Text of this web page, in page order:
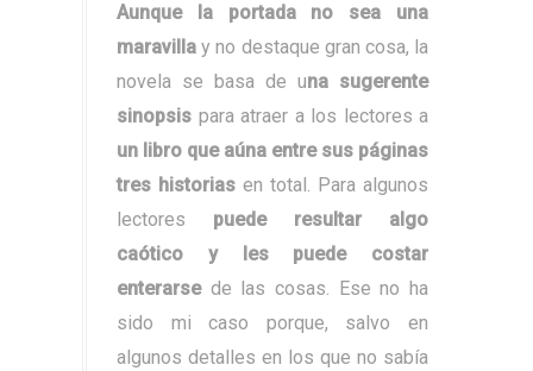
Aunque la portada no sea una
maravilla y no destaque gran cosa, la
novela se basa de una sugerente
sinopsis para atraer a los lectores a
un libro que aúna entre sus páginas
tres historias en total. Para algunos
lectores puede resultar algo
caótico y les puede costar
enterarsede las cosas. Ese no ha
sido mi caso porque, salvo en
algunos detalles en los que no sabía